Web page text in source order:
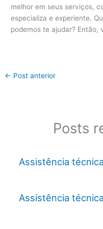
melhor em seus serviços,
especializa e experiente.
podemos te ajudar? Então,
← Post anterior
Posts
Assistência
Assistência